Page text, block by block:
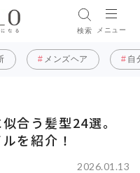
検索 メニュー
メンズヘア 自
合う髪型24選。
を紹介！
2026.01.13